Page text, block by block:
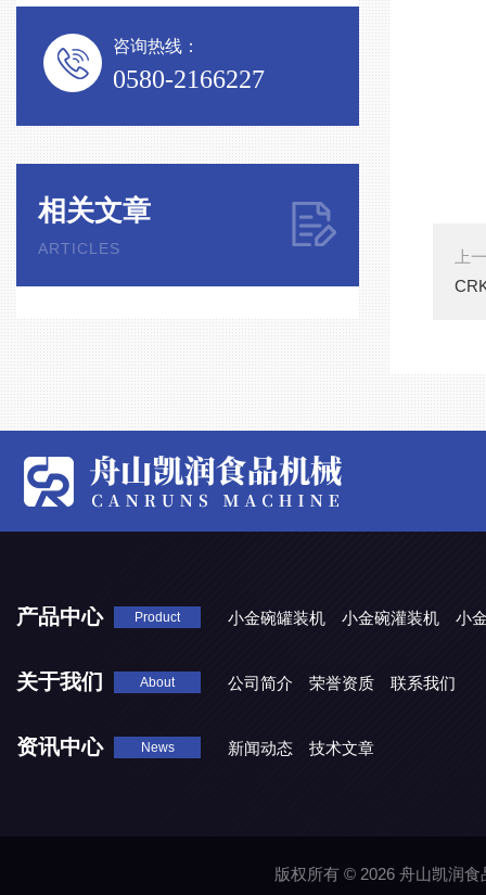
咨询热线：
0580-2166227
相关文章
ARTICLES
上
产品中心 Product 小金碗罐装机 小金碗灌装机 小
关于我们 About 公司简介 荣誉资质 联系我们
资讯中心 News 新闻动态 技术文章
版权所有 © 2026 舟山凯润